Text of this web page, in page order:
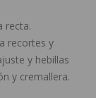
recta.
recortes y
y hebillas
y cremallera.